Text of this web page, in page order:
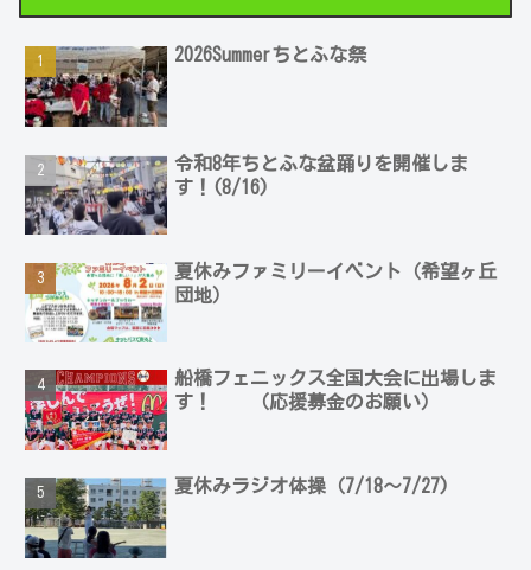
2026Summerちとふな祭
令和8年ちとふな盆踊りを開催しま
す！(8/16)
夏休みファミリーイベント（希望ヶ丘
団地）
船橋フェニックス全国大会に出場しま
す！ （応援募金のお願い）
夏休みラジオ体操（7/18～7/27)